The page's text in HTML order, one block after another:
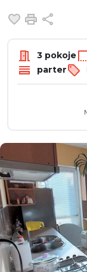
Dodaj do
Drukuj
3 pokoje
parter